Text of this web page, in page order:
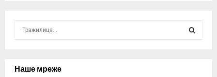
cНаше мреже